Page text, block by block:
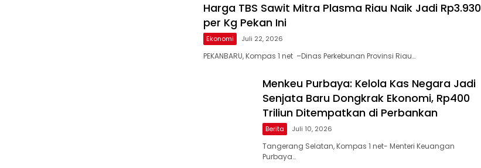
Harga TBS Sawit Mitra Plasma Riau Naik Jadi Rp3.930
per Kg Pekan Ini
Ekonomi Juli 22, 2026
PEKANBARU, Kompas 1 net –Dinas Perkebunan Provinsi Riau…
Menkeu Purbaya: Kelola Kas Negara Jadi
Senjata Baru Dongkrak Ekonomi, Rp400
Triliun Ditempatkan di Perbankan
Berita Juli 10, 2026
Tangerang Selatan, Kompas 1 net- Menteri Keuangan
Purbaya…